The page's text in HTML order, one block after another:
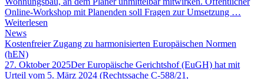
Online-Workshop mit Planenden soll Fragen zur Umsetzung …
Weiterlesen
News
Kostenfreier Zugang zu harmonisierten Europäischen Normen
(hEN)
27. Oktober 2025Der Europäische Gerichtshof (EuGH) hat mit
Urteil vom 5. März 2024 (Rechtssache C-588/21,